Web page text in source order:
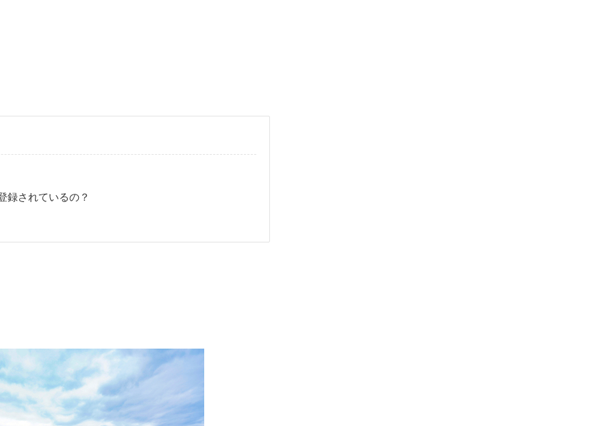
録されているの？